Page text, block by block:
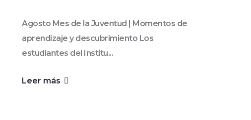
Agosto Mes de la Juventud | Momentos de
aprendizaje y descubrimiento Los
estudiantes del Institu...
Leer más